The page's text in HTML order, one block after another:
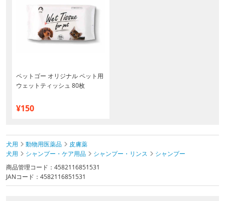
ペットゴー オリジナル ペット用
ウェットティッシュ 80枚
¥150
犬用 動物用医薬品
皮膚薬
犬用
シャンプー・ケア用品 シャンプー・リンス
シャンプー
商品管理コード：4582116851531
JANコード：4582116851531